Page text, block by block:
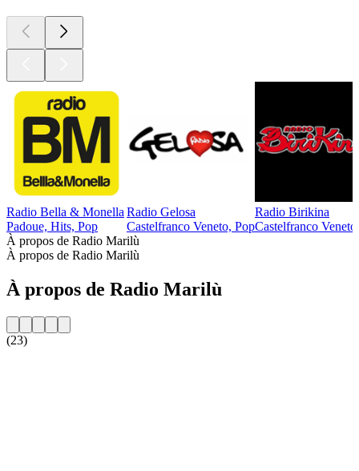
Radio Bella & Monella
Padoue, Hits, Pop
Radio Gelosa
Castelfranco Veneto, Pop
Radio Birikina
Castelfranco
À propos de Radio Marilù
À propos de Radio Marilù
À propos de Radio Marilù
(23)